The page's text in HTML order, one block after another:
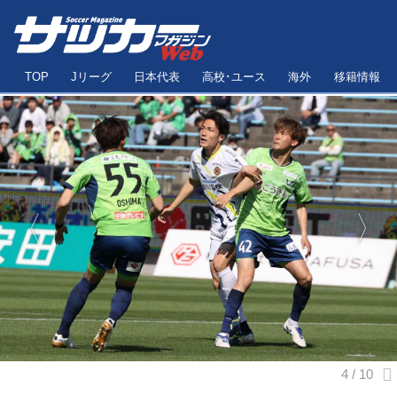
TOP Jリーグ 日本代表 高校･ユース 海外 移籍情報